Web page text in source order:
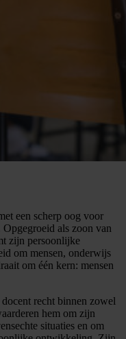
een scherp oog voor
als zoon van
zijn persoonlijke
om mensen, onderwijs
om één kern: mensen
recht binnen zowel
hem om zijn
situaties en om